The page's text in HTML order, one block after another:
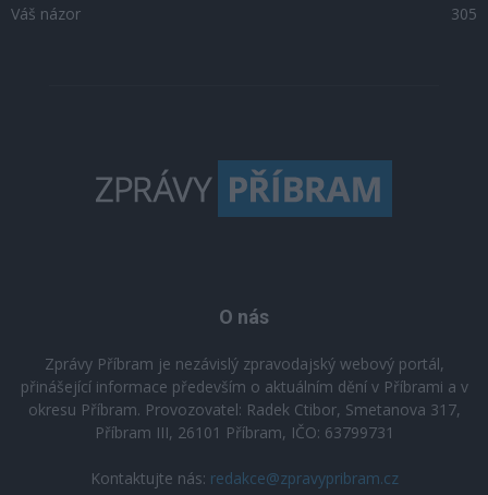
Váš názor
305
O nás
Zprávy Příbram je nezávislý zpravodajský webový portál,
přinášející informace především o aktuálním dění v Příbrami a v
okresu Příbram. Provozovatel: Radek Ctibor, Smetanova 317,
Příbram III, 26101 Příbram, IČO: 63799731
Kontaktujte nás: redakce@zpravypribram.cz